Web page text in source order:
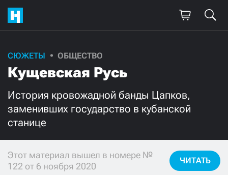
СЮЖЕТЫ ОБЩЕСТВО
Кущевская Русь
История кровожадной банды Цапков,
заменивших государство в кубанской
станице
Этот материал вышел в номере №
122 от 6 ноября 2020
ЧИТАТЬ
Поддержите
нашу работу!
Ежемесячно Разово
500